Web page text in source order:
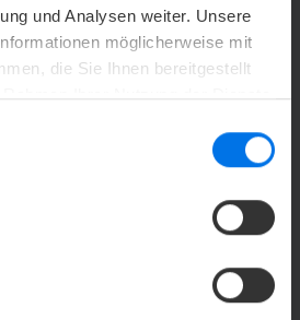
und Analysen weiter. Unsere
möglicherweise mit
die Sie Ihnen bereitgestellt
Ihrer Nutzung der Dienste